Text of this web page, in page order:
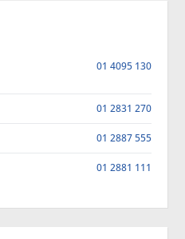
01 4095 130
01 2831 270
01 2887 555
01 2881 111